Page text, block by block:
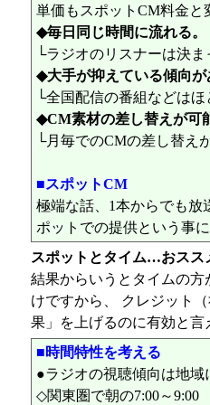
単価もスポットCM料金と
◆毎日同じ時間に流れる。
└ラジオのリスナーは決
◆大手が抑えている傾向が
└全国配信の番組などは
◆CM素材の差し替えが可
└月毎でのCMの差し替え
■スポットCM
極端な話、1本からでも放
ポットでの提供という事
スポットとタイム…おスス
結果からいうとタイムの
けですから、 クレジット
果」を上げるのに有効と言
■時間特性を考える
●ラジオの視聴傾向は地域
◇関東圏で朝の7:00～9:00